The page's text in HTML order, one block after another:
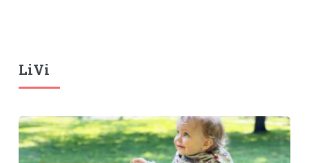
LiVi